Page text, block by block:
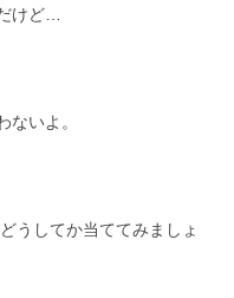
けど…
ないよ。
うしてか当ててみましょ